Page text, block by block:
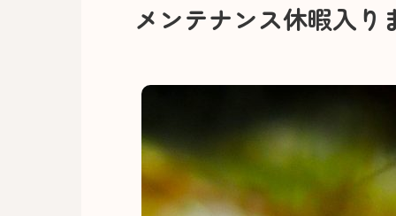
メンテナンス休暇入